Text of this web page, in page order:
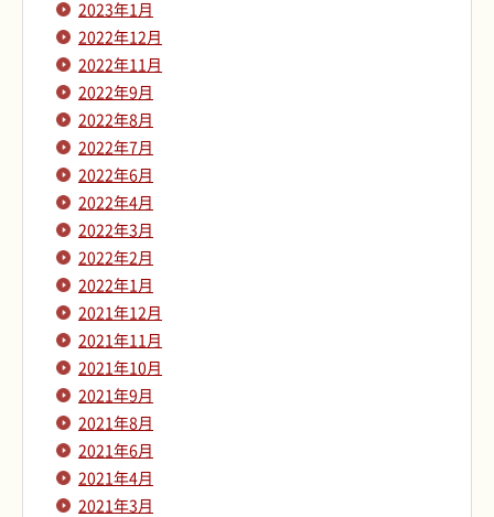
2023年1月
2022年12月
2022年11月
2022年9月
2022年8月
2022年7月
2022年6月
2022年4月
2022年3月
2022年2月
2022年1月
2021年12月
2021年11月
2021年10月
2021年9月
2021年8月
2021年6月
2021年4月
2021年3月